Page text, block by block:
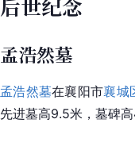
后世纪念
孟浩然墓
孟浩然墓在襄阳市襄城
先进墓高9.5米， 墓碑